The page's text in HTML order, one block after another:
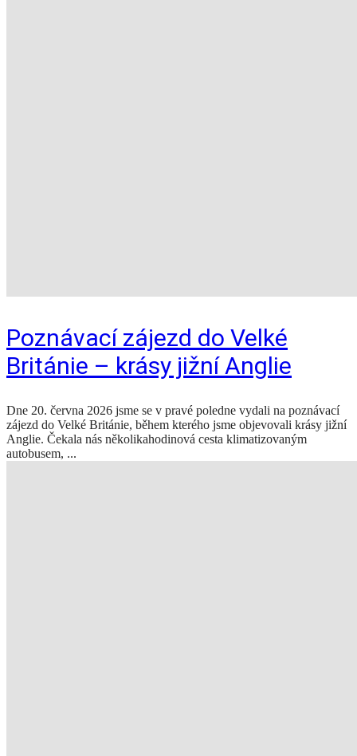
Poznávací zájezd do Velké
Británie – krásy jižní Anglie
Dne 20. června 2026 jsme se v pravé poledne vydali na poznávací
zájezd do Velké Británie, během kterého jsme objevovali krásy jižní
Anglie. Čekala nás několikahodinová cesta klimatizovaným
autobusem, ...